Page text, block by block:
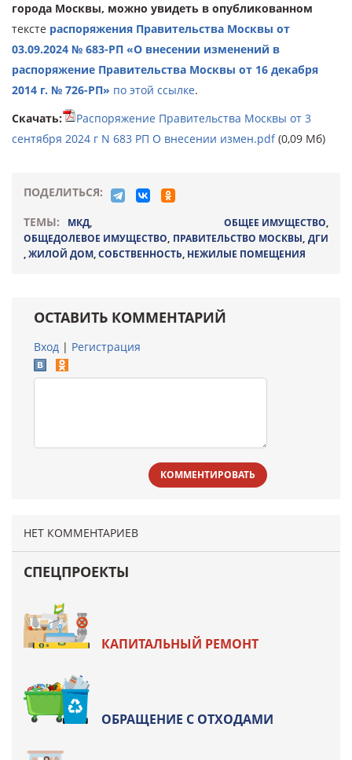
города Москвы, можно увидеть в опубликованном
тексте распоряжения Правительства Москвы от
03.09.2024 № 683-РП «О внесении изменений в
распоряжение Правительства Москвы от 16 декабря
2014 г. № 726-РП» по этой ссылке.
Скачать:
Распоряжение Правительства Москвы от 3
сентября 2024 г N 683 РП О внесении измен.pdf(0,09 Мб)
ПОДЕЛИТЬСЯ:
ТЕМЫ:
МКД, ОБЩЕЕ ИМУЩЕСТВО,
ОБЩЕДОЛЕВОЕ ИМУЩЕСТВО, ПРАВИТЕЛЬСТВО МОСКВЫ, ДГИ
,ЖИЛОЙ ДОМ,СОБСТВЕННОСТЬ, НЕЖИЛЫЕ ПОМЕЩЕНИЯ
ОСТАВИТЬ КОММЕНТАРИЙ
Вход | Регистрация
КОММЕНТИРОВАТЬ
НЕТ КОММЕНТАРИЕВ
СПЕЦПРОЕКТЫ
КАПИТАЛЬНЫЙ РЕМОНТ
ОБРАЩЕНИЕ С ОТХОДАМИ